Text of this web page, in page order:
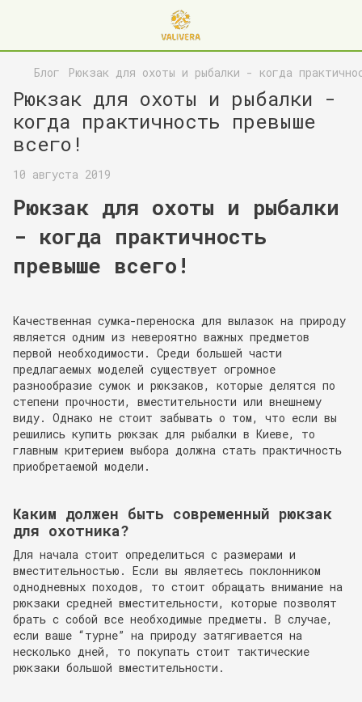
Блог Рюкзак для охоты и рыбалки - когда
Рюкзак для охоты и рыбалки -
когда практичность превыше
всего!
10 августа 2019
Рюкзак для охоты и рыбалки
- когда практичность
превыше всего!
Качественная сумка-переноска для вылазок на природу
является одним из невероятно важных предметов
первой необходимости. Среди большей части
предлагаемых моделей существует огромное
разнообразие сумок и рюкзаков, которые делятся по
степени прочности, вместительности или внешнему
виду. Однако не стоит забывать о том, что если вы
решились купить рюкзак для рыбалки в Киеве, то
главным критерием выбора должна стать практичность
приобретаемой модели.
Каким должен быть современный рюкзак
для охотника?
Для начала стоит определиться с размерами и
вместительностью. Если вы являетесь поклонником
однодневных походов, то стоит обращать внимание на
рюкзаки средней вместительности, которые позволят
брать с собой все необходимые предметы. В случае,
если ваше “турне” на природу затягивается на
несколько дней, то покупать стоит тактические
рюкзаки большой вместительности.